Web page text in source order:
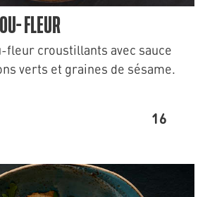
FLEUR
fleur croustillants avec sauce
verts et graines de sésame.
16